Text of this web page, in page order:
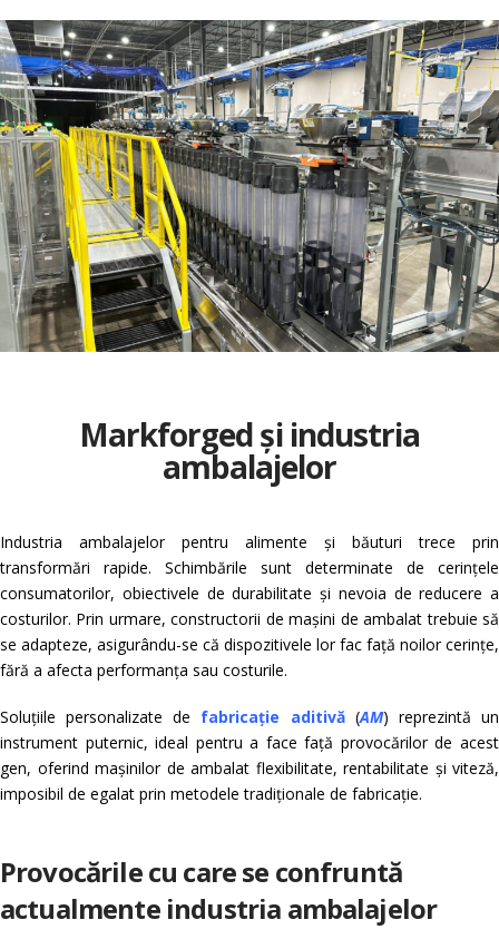
Markforged și industria
ambalajelor
Industria ambalajelor pentru alimente și băuturi trece prin
transformări rapide. Schimbările sunt determinate de cerințele
consumatorilor, obiectivele de durabilitate și nevoia de reducere a
costurilor. Prin urmare, constructorii de mașini de ambalat trebuie să
se adapteze, asigurându-se că dispozitivele lor fac față noilor cerințe,
fără a afecta performanța sau costurile.
Soluțiile personalizate de fabricație aditivă(AM) reprezintă un
instrument puternic, ideal pentru a face față provocărilor de acest
gen, oferind mașinilor de ambalat flexibilitate, rentabilitate și viteză,
imposibil de egalat prin metodele tradiționale de fabricație.
Provocările cu care se confruntă
actualmente industria ambalajelor